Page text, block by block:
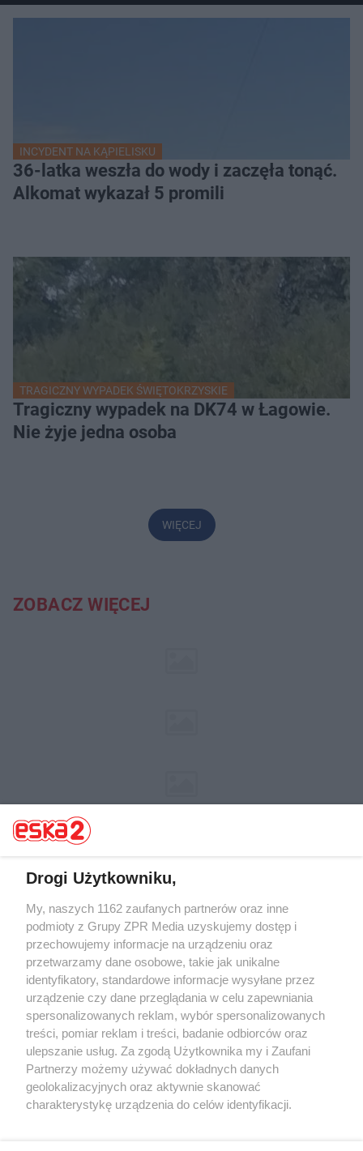
INCYDENT NA KĄPIELISKU
36-latka weszła do wody i zaczęła tonąć.
Alkomat wykazał 5 promili
TRAGICZNY WYPADEK ŚWIĘTOKRZYSKIE
Tragiczny wypadek na DK74 w Łagowie.
Nie żyje jedna osoba
WIĘCEJ
ZOBACZ WIĘCEJ
Żaden utwór zamieszczony w serwisie nie może być powielany i
rozpowszechniany lub dalej rozpowszechniany w jakikolwiek sposób (w
tym także elektroniczny lub mechaniczny) na jakimkolwiek polu
eksploatacji w jakiejkolwiek formie, włącznie z umieszczaniem w
Internecie bez pisemnej zgody właściciela praw. Jakiekolwiek użycie lub
wykorzystanie utworów w całości lub w części z naruszeniem prawa,
tzn. bez właściwej zgody, jest zabronione pod groźbą kary i może być
ścigane prawnie.
Drogi Użytkowniku,
My, naszych 1162 zaufanych partnerów oraz inne
podmioty z Grupy ZPR Media uzyskujemy dostęp i
przechowujemy informacje na urządzeniu oraz
przetwarzamy dane osobowe, takie jak unikalne
identyfikatory, standardowe informacje wysyłane przez
urządzenie czy dane przeglądania w celu zapewniania
spersonalizowanych reklam, wybór spersonalizowanych
treści, pomiar reklam i treści, badanie odbiorców oraz
ulepszanie usług. Za zgodą Użytkownika my i Zaufani
Partnerzy możemy używać dokładnych danych
geolokalizacyjnych oraz aktywnie skanować
charakterystykę urządzenia do celów identyfikacji.